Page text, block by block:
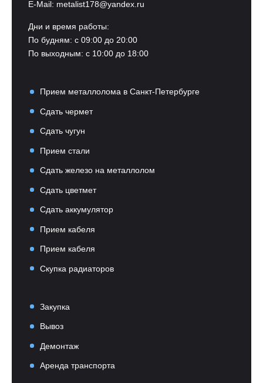
E-Mail: metalist178@yandex.ru
Дни и время работы:
По будням: с 09:00 до 20:00
По выходным: с 10:00 до 18:00
Прием металлолома в Санкт-Петербурге
Сдать чермет
Сдать чугун
Прием стали
Сдать железо на металлолом
Сдать цветмет
Сдать аккумулятор
Прием кабеля
Прием кабеля
Скупка радиаторов
Закупка
Вывоз
Демонтаж
Аренда транспорта